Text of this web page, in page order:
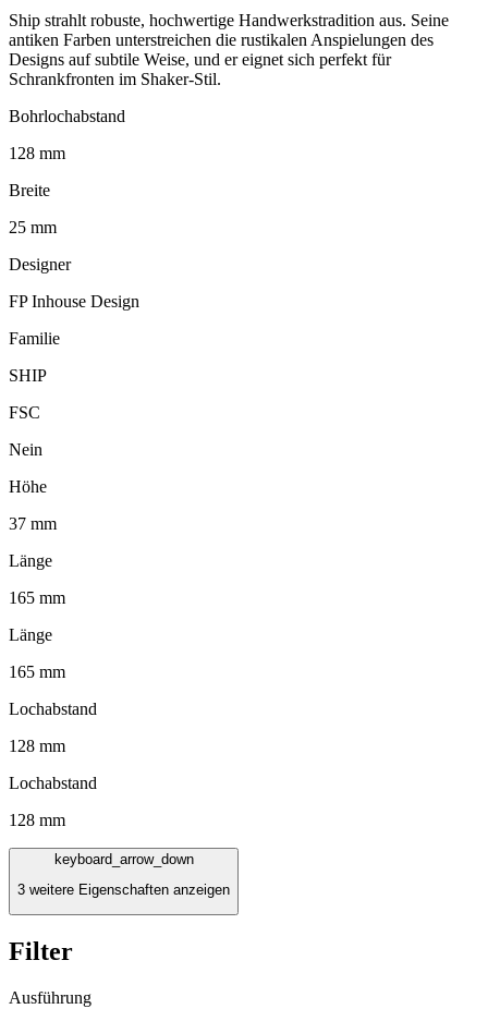
Ship strahlt robuste, hochwertige Handwerkstradition aus. Seine
antiken Farben unterstreichen die rustikalen Anspielungen des
Designs auf subtile Weise, und er eignet sich perfekt für
Schrankfronten im Shaker-Stil.
Bohrlochabstand
128 mm
Breite
25 mm
Designer
FP Inhouse Design
Familie
SHIP
FSC
Nein
Höhe
37 mm
Länge
165 mm
Länge
165 mm
Lochabstand
128 mm
Lochabstand
128 mm
keyboard_arrow_down
3 weitere Eigenschaften anzeigen
Filter
Ausführung